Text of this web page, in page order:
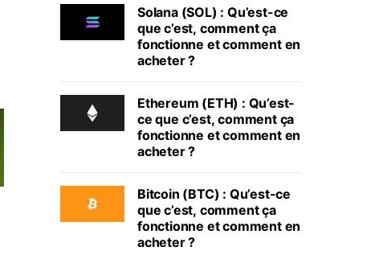
Solana (SOL) : Qu’est-ce
que c’est, comment ça
fonctionne et comment en
acheter ?
Ethereum (ETH) : Qu’est-
ce que c’est, comment ça
fonctionne et comment en
acheter ?
Bitcoin (BTC) : Qu’est-ce
que c’est, comment ça
fonctionne et comment en
acheter ?